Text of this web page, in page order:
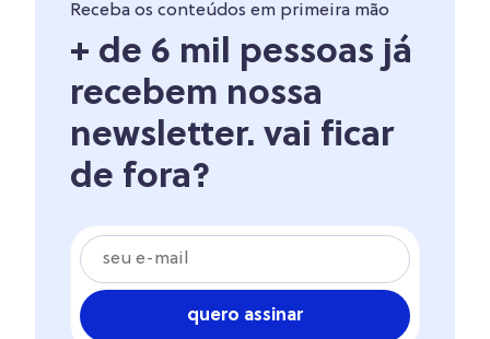
Receba os conteúdos em primeira mão
+ de 6 mil pessoas já
recebem nossa
newsletter. vai ficar
de fora?
quero assinar